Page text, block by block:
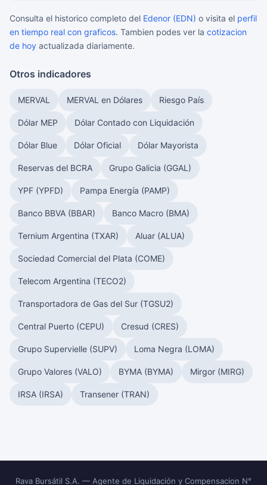
Consulta el historico completo del Edenor (EDN) o visita el perfil
en tiempo real con graficos. Tambien podes ver la cotizacion
de hoy actualizada diariamente.
Otros indicadores
MERVAL MERVAL en Dólares Riesgo País
Dólar MEP Dólar Contado con Liquidación
Dólar Blue Dólar Oficial Dólar Mayorista
Reservas del BCRA Grupo Galicia (GGAL)
YPF (YPFD) Pampa Energía (PAMP)
Banco BBVA (BBAR) Banco Macro (BMA)
Ternium Argentina (TXAR) Aluar (ALUA)
Sociedad Comercial del Plata (COME)
Telecom Argentina (TECO2)
Transportadora de Gas del Sur (TGSU2)
Central Puerto (CEPU) Cresud (CRES)
Grupo Supervielle (SUPV) Loma Negra (LOMA)
Grupo Valores (VALO) BYMA (BYMA) Mirgor (MIRG)
IRSA (IRSA) Transener (TRAN)
Rava Bursátil S.A. — Agente de Liquidación y Compensacion N°